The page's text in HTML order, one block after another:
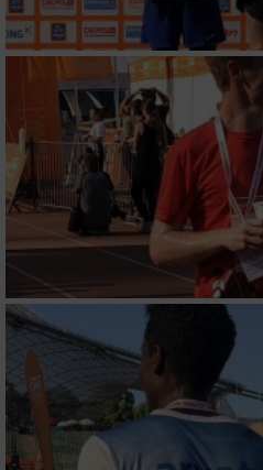
Verwendung von Profilen zur
personalisierter Inhalte
Messung der Werbeleistung
Messung der Performance von
Analyse von Zielgruppen
oder Kombinationen von
verschiedenen Quellen
Entwicklung und
Verwendung reduzierter Daten
von Inhalten
IAB-Besonderheiten:
Verwendung genauer